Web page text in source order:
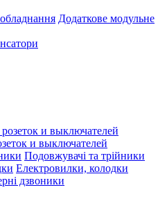
Додаткове модульне
и выключателей
Подовжувачі та трійники
Електровилки, колодки
дзвоники